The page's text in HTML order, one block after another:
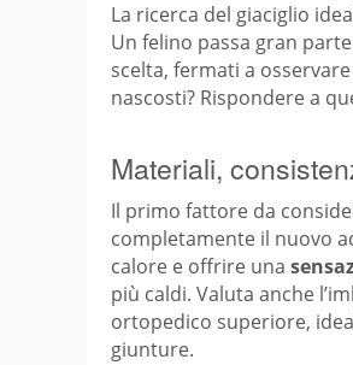
La ricerca del giaciglio
Un felino passa gran
scelta, fermati a
nascosti? Rispondere a
Materiali,
Il primo fattore da
completamente il nuovo
calore e offrire una
più caldi. Valuta anche
ortopedico superiore,
giunture.